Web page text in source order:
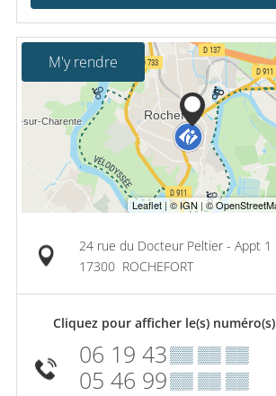
M'y rendre
24 rue du Docteur Peltier - Appt 1
17300 ROCHEFORT
Cliquez pour afficher le(s) numéro(s)
06 19 43▒▒ ▒▒ ▒▒
05 46 99▒▒ ▒▒ ▒▒